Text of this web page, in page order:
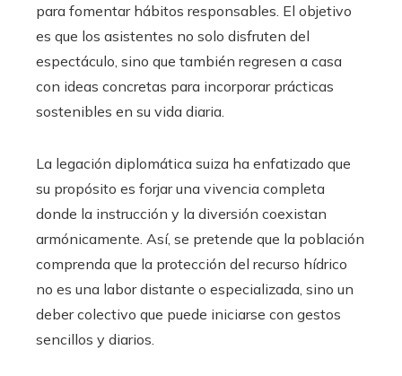
para fomentar hábitos responsables. El objetivo
es que los asistentes no solo disfruten del
espectáculo, sino que también regresen a casa
con ideas concretas para incorporar prácticas
sostenibles en su vida diaria.
La legación diplomática suiza ha enfatizado que
su propósito es forjar una vivencia completa
donde la instrucción y la diversión coexistan
armónicamente. Así, se pretende que la población
comprenda que la protección del recurso hídrico
no es una labor distante o especializada, sino un
deber colectivo que puede iniciarse con gestos
sencillos y diarios.